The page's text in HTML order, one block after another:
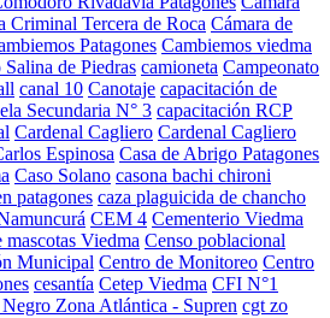
Criminal Tercera de Roca Cámara de
Patagones Cambiemos viedma
Salina de Piedras camioneta Campeonato
canal 10 Canotaje capacitación de
Secundaria N° 3 capacitación RCP
Cardenal Cagliero Cardenal Cagliero
Espinosa Casa de Abrigo Patagones
Caso Solano casona bachi chironi
patagones caza plaguicida de chancho
CEM 4 Cementerio Viedma
mascotas Viedma Censo poblacional
Municipal Centro de Monitoreo Centro
cesantía Cetep Viedma CFI N°1
Zona Atlántica - Supren cgt zo